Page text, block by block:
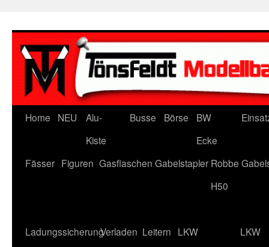
Home NEU
Alu-
Kiste
Busse Börse
BW
Ecke
Fässer Figuren Gasflaschen Gabelstapler Robbe
H50
LadungssicherungVerladen Leitern LKW
LKW